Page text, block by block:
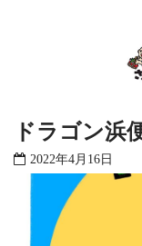
越前河野さへいにつ
選ばれる理由
商品一覧
料理屋・飲食店向け
越前河野さへいにつ
選ばれる理由
商品一覧
料理屋・飲食店向け
ドラゴン浜
2022年4月16日